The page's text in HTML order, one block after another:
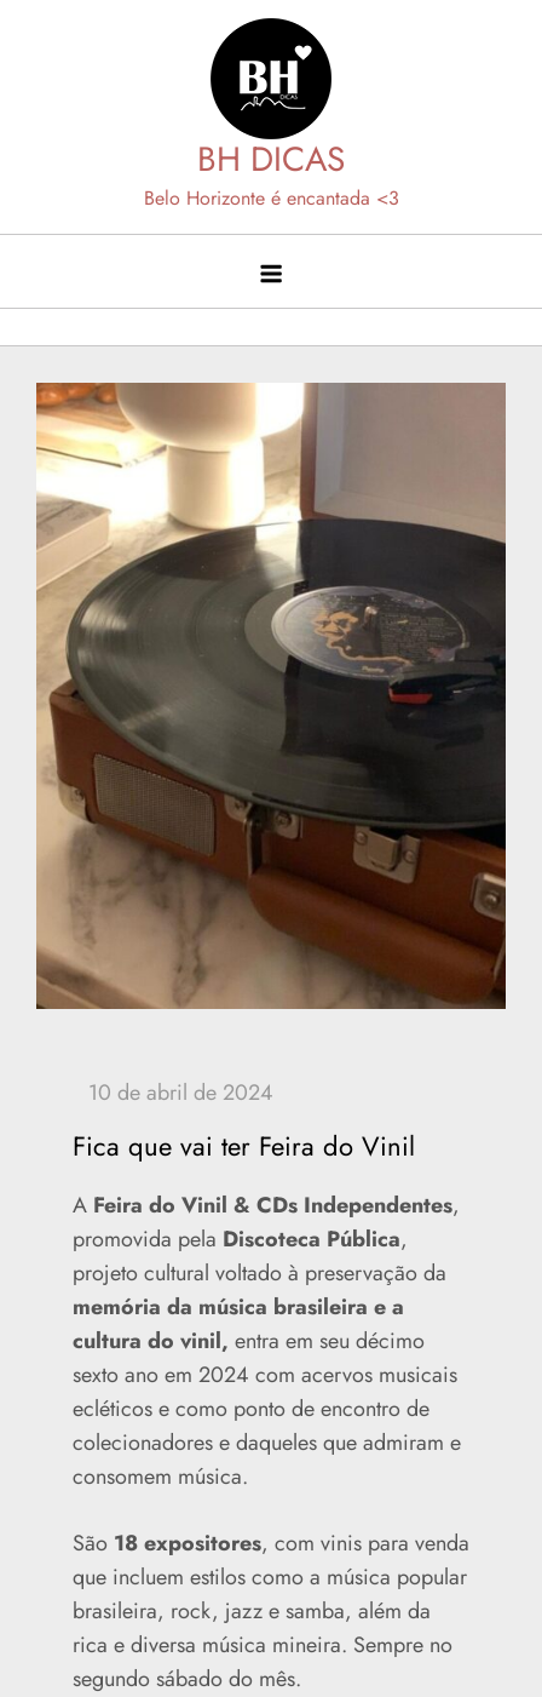
BH DICAS
Belo Horizonte é encantada <3
Fica que vai ter Feira do Vinil
A Feira do Vinil & CDs Independentes,
promovida pela Discoteca Pública,
projeto cultural voltado à preservação da
memória da música brasileira e a
cultura do vinil, entra em seu décimo
sexto ano em 2024 com acervos musicais
ecléticos e como ponto de encontro de
colecionadores e daqueles que admiram e
consomem música.
São 18 expositores, com vinis para venda
que incluem estilos como a música popular
brasileira, rock, jazz e samba, além da
rica e diversa música mineira. Sempre no
segundo sábado do mês.